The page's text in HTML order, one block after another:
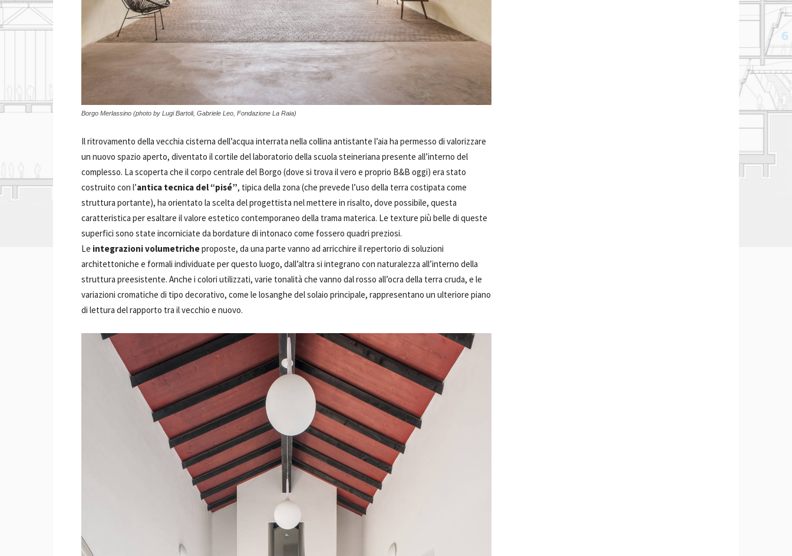
Borgo Merlassino (photo by Lugi Bartoli, Gabriele Leo, Fondazione La Raia)
Il ritrovamento della vecchia cisterna dell’acqua interrata nella collina antistante l’aia ha permesso di valorizzare
un nuovo spazio aperto, diventato il cortile del laboratorio della scuola steineriana presente all’interno del
complesso. La scoperta che il corpo centrale del Borgo (dove si trova il vero e proprio B&B oggi) era stato
costruito con l’antica tecnica del “pisé”, tipica della zona (che prevede l’uso della terra costipata come
struttura portante), ha orientato la scelta del progettista nel mettere in risalto, dove possibile, questa
caratteristica per esaltare il valore estetico contemporaneo della trama materica. Le texture più belle di queste
superfici sono state incorniciate da bordature di intonaco come fossero quadri preziosi.
Le integrazioni volumetricheproposte, da una parte vanno ad arricchire il repertorio di soluzioni
architettoniche e formali individuate per questo luogo, dall’altra si integrano con naturalezza all’interno della
struttura preesistente. Anche i colori utilizzati, varie tonalità che vanno dal rosso all’ocra della terra cruda, e le
variazioni cromatiche di tipo decorativo, come le losanghe del solaio principale, rappresentano un ulteriore piano
di lettura del rapporto tra il vecchio e nuovo.